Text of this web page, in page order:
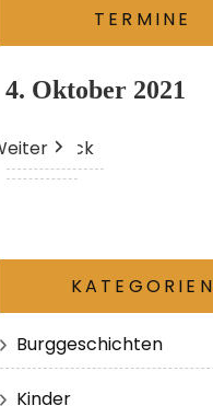
TERMINE
4. Oktober 2021
Zurück
Heute
KATEGORIEN
Burggeschichten
Kinder